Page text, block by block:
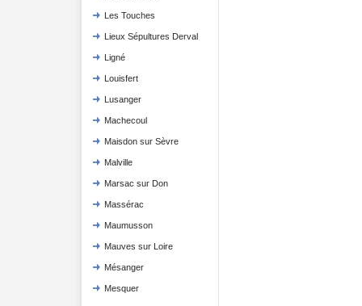
Les Touches
Lieux Sépultures Derval
Ligné
Louisfert
Lusanger
Machecoul
Maisdon sur Sèvre
Malville
Marsac sur Don
Massérac
Maumusson
Mauves sur Loire
Mésanger
Mesquer